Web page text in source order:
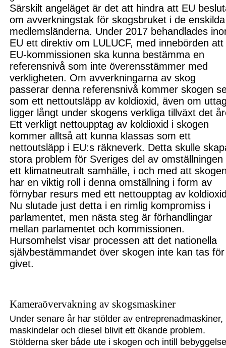
Särskilt angeläget är det att hindra att EU
om avverkningstak för skogsbruket i de enskilda
medlemsländerna. Under 2017 behandlades
EU ett direktiv om LULUCF, med innebörden att
EU-kommissionen ska kunna bestämma en
referensnivå som inte överensstämmer med
verkligheten. Om avverkningarna av skog
passerar denna referensnivå kommer skogen
som ett nettoutsläpp av koldioxid, även om
ligger långt under skogens verkliga tillväxt det
Ett verkligt nettoupptag av koldioxid i skogen
kommer alltså att kunna klassas som ett
nettoutsläpp i EU:s räkneverk. Detta skulle
stora problem för Sveriges del av omställningen
ett klimatneutralt samhälle, i och med att s
har en viktig roll i denna omställning i form av
förnybar resurs med ett nettoupptag av
Nu slutade just detta i en rimlig kompromiss i
parlamentet, men nästa steg är förhandlingar
mellan parlamentet och kommissionen.
Hursomhelst visar processenatt det nationella
självbestämmandet över skogen inte kan tas för
givet.
Kameraövervakning av skogsmaskiner
Under senare år har stölder av entreprenadmaskiner,
maskindelar och diesel blivit ett ökande problem.
Stölderna sker både ute i skogen och intill